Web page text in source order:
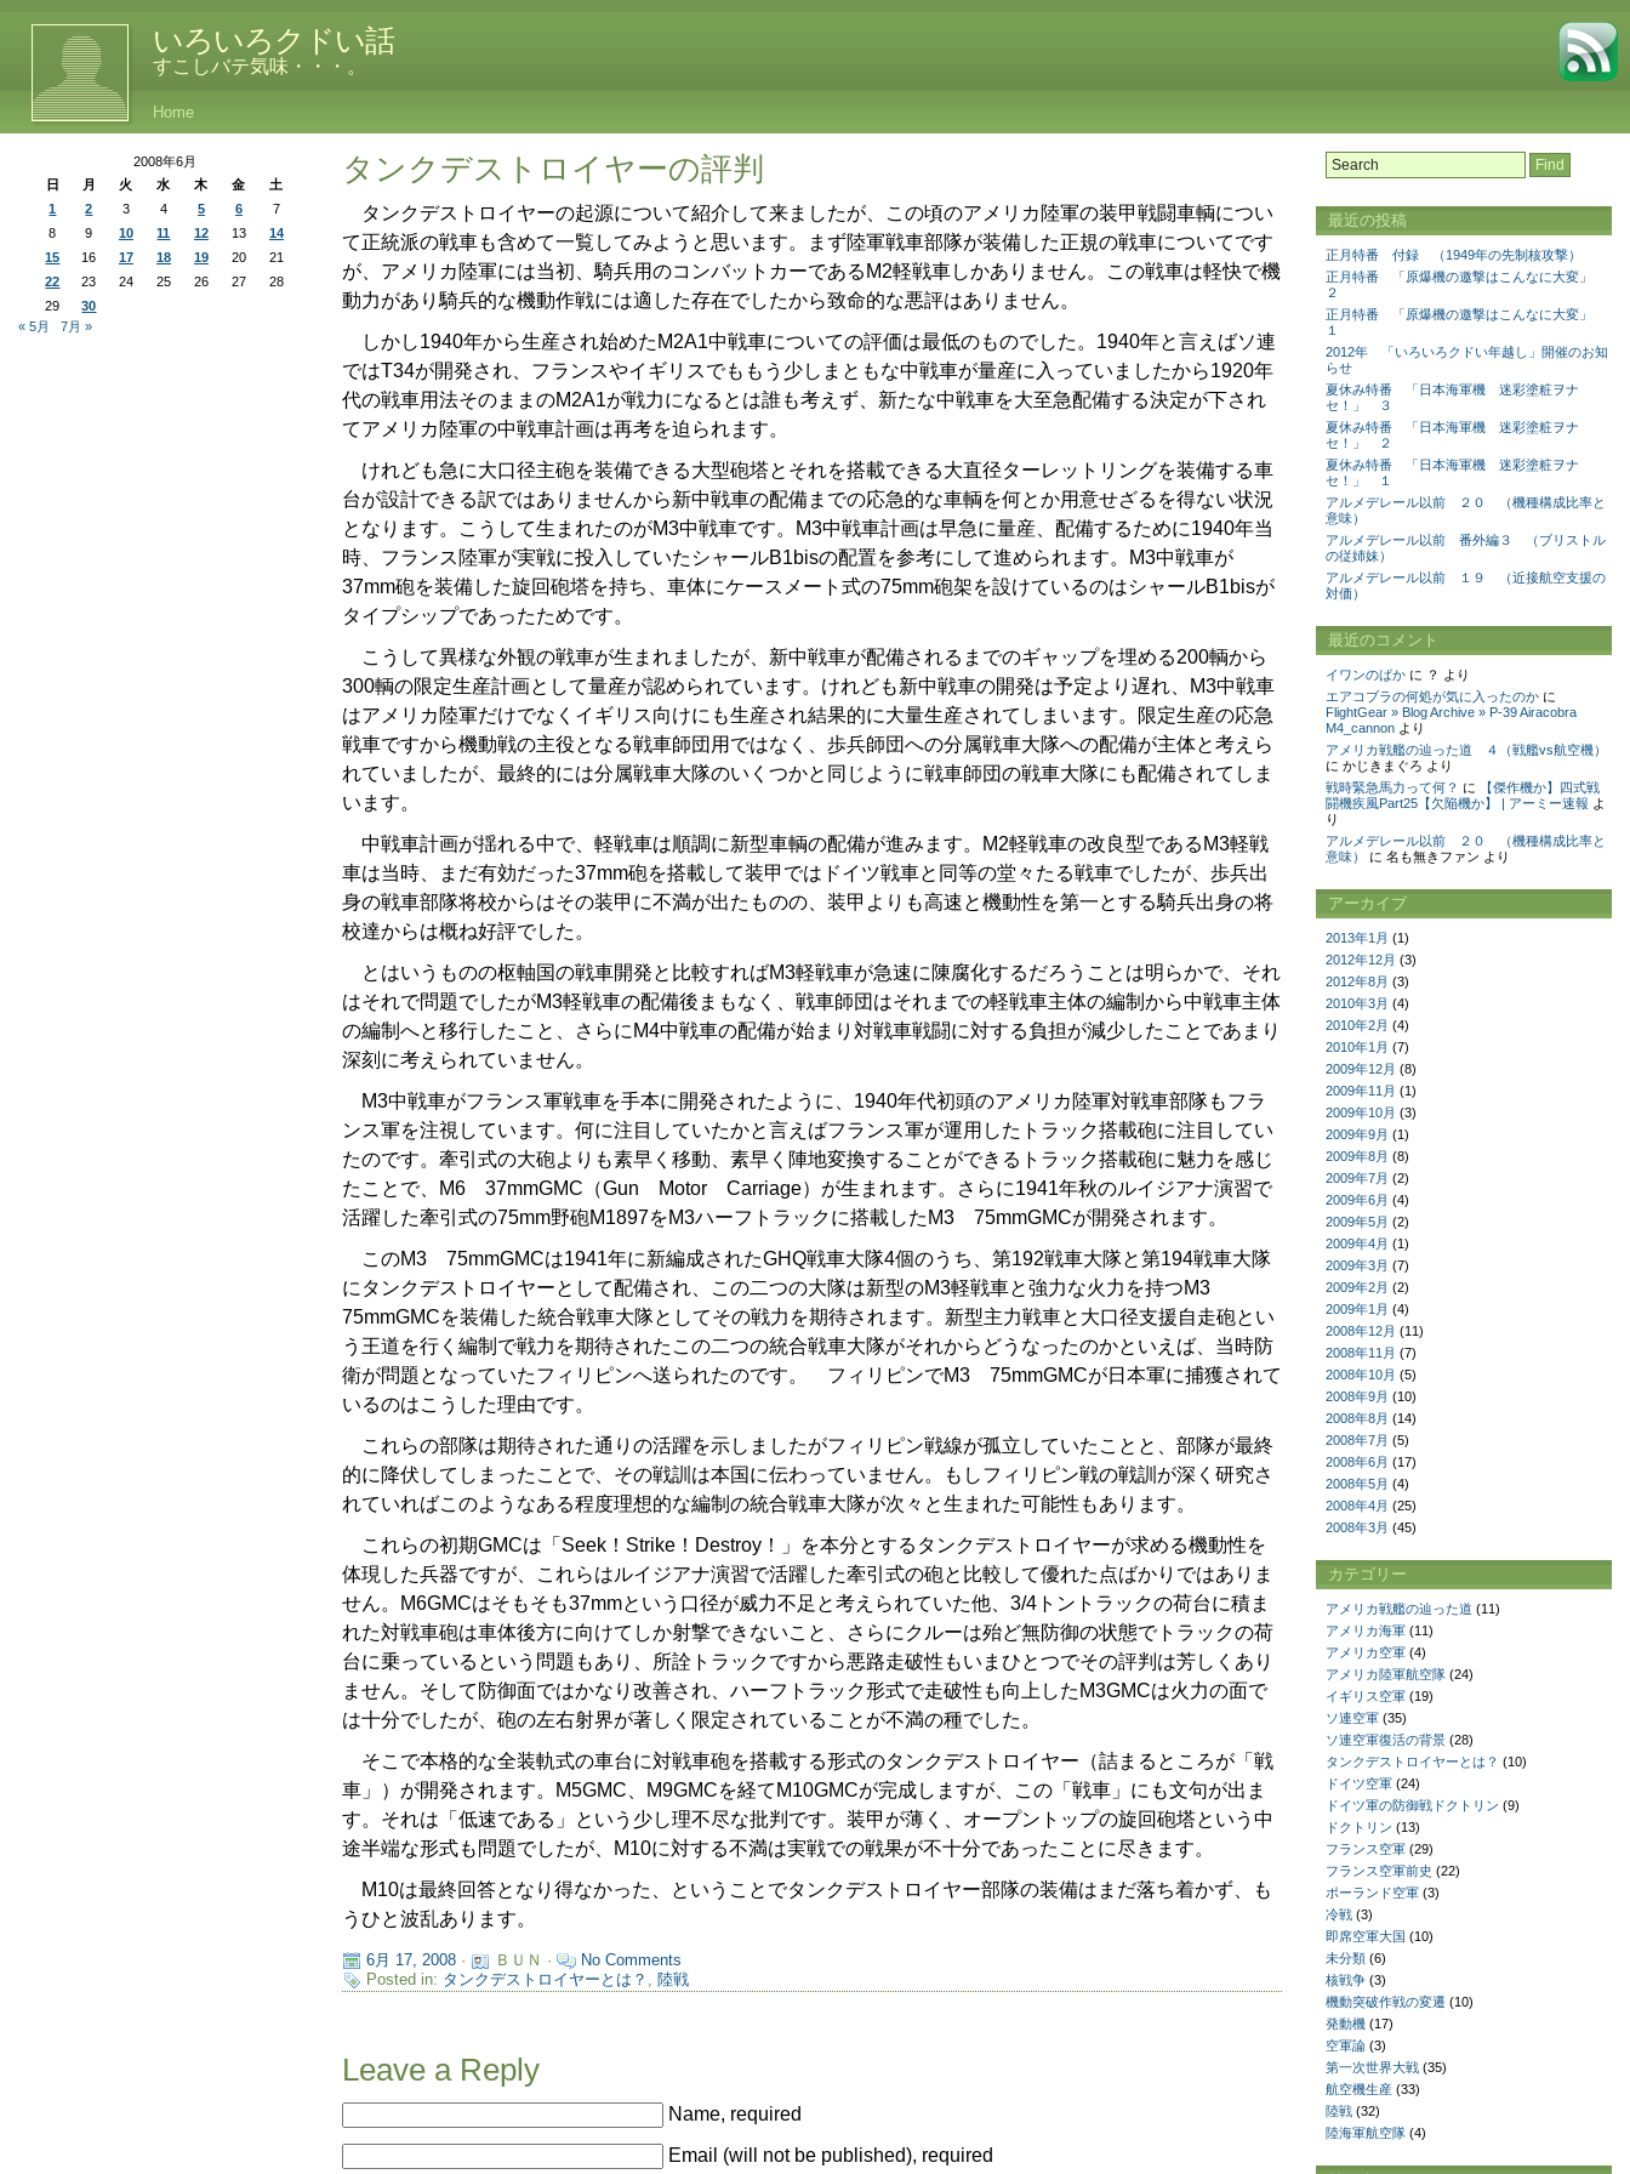
いろいろクドい話
すこしバテ気味・・・。
Home
タンクデストロイヤーの評判
タンクデストロイヤーの起源について紹介して来ましたが、この頃のアメリカ陸軍の装甲戦闘車輌につい
て正統派の戦車も含めて一覧してみようと思います。まず陸軍戦車部隊が装備した正規の戦車についてです
が、アメリカ陸軍には当初、騎兵用のコンバットカーであるM2軽戦車しかありません。この戦車は軽快で機
動力があり騎兵的な機動作戦には適した存在でしたから致命的な悪評はありません。
しかし1940年から生産され始めたM2A1中戦車についての評価は最低のものでした。1940年と言えばソ連
ではT34が開発され、フランスやイギリスでももう少しまともな中戦車が量産に入っていましたから1920年
代の戦車用法そのままのM2A1が戦力になるとは誰も考えず、新たな中戦車を大至急配備する決定が下され
てアメリカ陸軍の中戦車計画は再考を迫られます。
けれども急に大口径主砲を装備できる大型砲塔とそれを搭載できる大直径ターレットリングを装備する車
台が設計できる訳ではありませんから新中戦車の配備までの応急的な車輌を何とか用意せざるを得ない状況
となります。こうして生まれたのがM3中戦車です。M3中戦車計画は早急に量産、配備するために1940年当
時、フランス陸軍が実戦に投入していたシャールB1bisの配置を参考にして進められます。M3中戦車が
37mm砲を装備した旋回砲塔を持ち、車体にケースメート式の75mm砲架を設けているのはシャールB1bisが
タイプシップであったためです。
こうして異様な外観の戦車が生まれましたが、新中戦車が配備されるまでのギャップを埋める200輌から
300輌の限定生産計画として量産が認められています。けれども新中戦車の開発は予定より遅れ、M3中戦車
はアメリカ陸軍だけでなくイギリス向けにも生産され結果的に大量生産されてしまいます。限定生産の応急
戦車ですから機動戦の主役となる戦車師団用ではなく、歩兵師団への分属戦車大隊への配備が主体と考えら
れていましたが、最終的には分属戦車大隊のいくつかと同じように戦車師団の戦車大隊にも配備されてしま
います。
中戦車計画が揺れる中で、軽戦車は順調に新型車輌の配備が進みます。M2軽戦車の改良型であるM3軽戦
車は当時、まだ有効だった37mm砲を搭載して装甲ではドイツ戦車と同等の堂々たる戦車でしたが、歩兵出
身の戦車部隊将校からはその装甲に不満が出たものの、装甲よりも高速と機動性を第一とする騎兵出身の将
校達からは概ね好評でした。
とはいうものの枢軸国の戦車開発と比較すればM3軽戦車が急速に陳腐化するだろうことは明らかで、それ
はそれで問題でしたがM3軽戦車の配備後まもなく、戦車師団はそれまでの軽戦車主体の編制から中戦車主体
の編制へと移行したこと、さらにM4中戦車の配備が始まり対戦車戦闘に対する負担が減少したことであまり
深刻に考えられていません。
M3中戦車がフランス軍戦車を手本に開発されたように、1940年代初頭のアメリカ陸軍対戦車部隊もフラ
ンス軍を注視しています。何に注目していたかと言えばフランス軍が運用したトラック搭載砲に注目してい
たのです。牽引式の大砲よりも素早く移動、素早く陣地変換することができるトラック搭載砲に魅力を感じ
たことで、M6 37mmGMC（Gun Motor Carriage）が生まれます。さらに1941年秋のルイジアナ演習で
活躍した牽引式の75mm野砲M1897をM3ハーフトラックに搭載したM3 75mmGMCが開発されます。
このM3 75mmGMCは1941年に新編成されたGHQ戦車大隊4個のうち、第192戦車大隊と第194戦車大隊
にタンクデストロイヤーとして配備され、この二つの大隊は新型のM3軽戦車と強力な火力を持つM3
75mmGMCを装備した統合戦車大隊としてその戦力を期待されます。新型主力戦車と大口径支援自走砲とい
う王道を行く編制で戦力を期待されたこの二つの統合戦車大隊がそれからどうなったのかといえば、当時防
衛が問題となっていたフィリピンへ送られたのです。 フィリピンでM3 75mmGMCが日本軍に捕獲されて
いるのはこうした理由です。
これらの部隊は期待された通りの活躍を示しましたがフィリピン戦線が孤立していたことと、部隊が最終
的に降伏してしまったことで、その戦訓は本国に伝わっていません。もしフィリピン戦の戦訓が深く研究さ
れていればこのようなある程度理想的な編制の統合戦車大隊が次々と生まれた可能性もあります。
これらの初期GMCは「Seek！Strike！Destroy！」を本分とするタンクデストロイヤーが求める機動性を
体現した兵器ですが、これらはルイジアナ演習で活躍した牽引式の砲と比較して優れた点ばかりではありま
せん。M6GMCはそもそも37mmという口径が威力不足と考えられていた他、3/4トントラックの荷台に積ま
れた対戦車砲は車体後方に向けてしか射撃できないこと、さらにクルーは殆ど無防御の状態でトラックの荷
台に乗っているという問題もあり、所詮トラックですから悪路走破性もいまひとつでその評判は芳しくあり
ません。そして防御面ではかなり改善され、ハーフトラック形式で走破性も向上したM3GMCは火力の面で
は十分でしたが、砲の左右射界が著しく限定されていることが不満の種でした。
そこで本格的な全装軌式の車台に対戦車砲を搭載する形式のタンクデストロイヤー（詰まるところが「戦
車」）が開発されます。M5GMC、M9GMCを経てM10GMCが完成しますが、この「戦車」にも文句が出ま
す。それは「低速である」という少し理不尽な批判です。装甲が薄く、オープントップの旋回砲塔という中
途半端な形式も問題でしたが、M10に対する不満は実戦での戦果が不十分であったことに尽きます。
M10は最終回答となり得なかった、ということでタンクデストロイヤー部隊の装備はまだ落ち着かず、も
うひと波乱あります。
6月 17, 2008 · ＢＵＮ ·
No Comments
Posted in: タンクデストロイヤーとは？ , 陸戦
Leave a Reply
Name, required
Email (will not be published), required
最近の投稿
正月特番 付録 （1949年の先制核攻撃）
正月特番 「原爆機の邀撃はこんなに大変」
２
正月特番 「原爆機の邀撃はこんなに大変」
１
2012年 「いろいろクドい年越し」開催のお知
らせ
夏休み特番 「日本海軍機 迷彩塗粧ヲナ
セ！」 ３
夏休み特番 「日本海軍機 迷彩塗粧ヲナ
セ！」 ２
夏休み特番 「日本海軍機 迷彩塗粧ヲナ
セ！」 １
アルメデレール以前 ２０ （機種構成比率と
意味）
アルメデレール以前 番外編３ （ブリストル
の従姉妹）
アルメデレール以前 １９ （近接航空支援の
対価）
最近のコメント
イワンのばかに ？
より
エアコブラの何処が気に入ったのかに
FlightGear » Blog Archive » P-39 Airacobra
M4_cannonより
アメリカ戦艦の辿った道 ４（戦艦vs航空機）
に かじきまぐろ より
戦時緊急馬力って何？ に
【傑作機か】四式戦
闘機疾風Part25【欠陥機か】 | アーミー速報 よ
り
アルメデレール以前 ２０ （機種構成比率と
意味）
に 名も無きファン より
アーカイブ
2013年1月 (1)
2012年12月 (3)
2012年8月 (3)
2010年3月 (4)
2010年2月 (4)
2010年1月 (7)
2009年12月 (8)
2009年11月 (1)
2009年10月 (3)
2009年9月 (1)
2009年8月 (8)
2009年7月 (2)
2009年6月 (4)
2009年5月 (2)
2009年4月 (1)
2009年3月 (7)
2009年2月 (2)
2009年1月 (4)
2008年12月 (11)
2008年11月 (7)
2008年10月 (5)
2008年9月 (10)
2008年8月 (14)
2008年7月 (5)
2008年6月 (17)
2008年5月 (4)
2008年4月 (25)
2008年3月 (45)
カテゴリー
アメリカ戦艦の辿った道 (11)
アメリカ海軍(11)
アメリカ空軍(4)
アメリカ陸軍航空隊(24)
イギリス空軍(19)
ソ連空軍(35)
ソ連空軍復活の背景(28)
タンクデストロイヤーとは？ (10)
ドイツ空軍(24)
ドイツ軍の防御戦ドクトリン (9)
ドクトリン (13)
フランス空軍(29)
フランス空軍前史 (22)
ポーランド空軍(3)
冷戦(3)
即席空軍大国 (10)
未分類(6)
核戦争(3)
機動突破作戦の変遷 (10)
発動機(17)
空軍論(3)
第一次世界大戦(35)
航空機生産(33)
陸戦(32)
陸海軍航空隊(4)
2008年6月
日
月 火 水 木 金
土
1
2 3 4 5 6
7
8
9 10 11 12 13
14
15
16 17 18 19 20
21
22
23 24 25 26 27
28
29
30
« 5月
7月 »